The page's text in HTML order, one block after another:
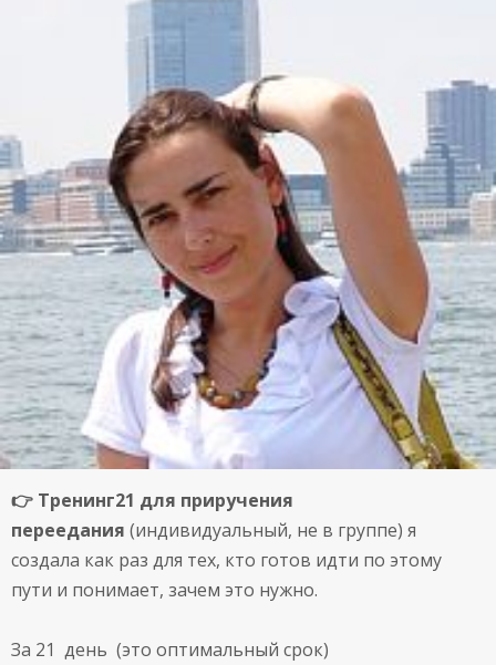
👉 Тренинг21 для приручения
переедания (индивидуальный, не в группе) я
создала как раз для тех, кто готов идти по этому
пути и понимает, зачем это нужно.
За 21 день (это оптимальный срок)